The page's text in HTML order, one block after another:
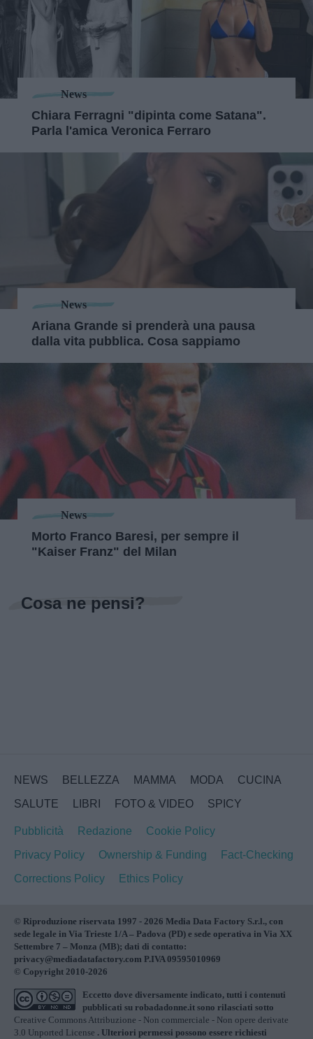
News
Chiara Ferragni "dipinta come Satana".
Parla l'amica Veronica Ferraro
News
Ariana Grande si prenderà una pausa
dalla vita pubblica. Cosa sappiamo
News
Morto Franco Baresi, per sempre il
"Kaiser Franz" del Milan
Cosa ne pensi?
NEWS BELLEZZA MAMMA MODA
CUCINA
SALUTE
LIBRI FOTO & VIDEO SPICY
Pubblicità Redazione
Cookie Policy
Privacy Policy
Ownership & Funding
Fact-Checking
Corrections Policy
Ethics Policy
© Riproduzione riservata 1997 - 2026 Media Data Factory S.r.l., con
sede legale in Via Trieste 1/A – Padova (PD) e sede operativa in Via XX
Settembre 7 – Monza (MB); dati di contatto:
privacy@mediadatafactory.com P.IVA 09595010969
© Copyright 2010-2026
Eccetto dove diversamente indicato, tutti i contenuti
pubblicati su robadadonne.it sono rilasciati sotto
Creative Commons Attribuzione - Non commerciale - Non opere derivate
3.0 Unported License . Ulteriori permessi possono essere richiesti